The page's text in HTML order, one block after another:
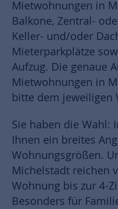
Mietwohnungen in
Balkone, Zentral-
Keller- und/oder
Mieterparkplätze
Aufzug. Die genaue
Mietwohnungen in
bitte dem jeweiligen
Sie haben die Wahl:
Ihnen ein breites
Wohnungsgrößen.
Michelstadt reichen
Wohnung bis zur 4-
Besonders für